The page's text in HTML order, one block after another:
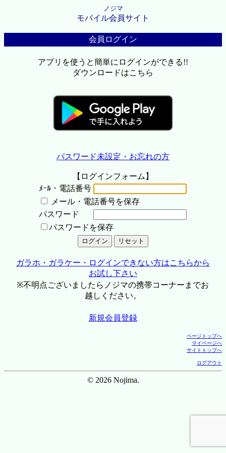
ノジマ
モバイル会員サイト
会員ログイン
アプリを使うと簡単にログインができる!!
ダウンロードはこちら
パスワード未設定・お忘れの方
【ログインフォーム】
ﾒｰﾙ・電話番号
メール・電話番号を保存
パスワード
パスワードを保存
ガラホ・ガラケー・ログインできない方はこちらから
お試し下さい
※不明点ございましたらノジマの携帯コーナーまでお
越しください。
新規会員登録
ページトップへ
マイページへ
サイトトップへ
ログアウト
© 2026 Nojima.